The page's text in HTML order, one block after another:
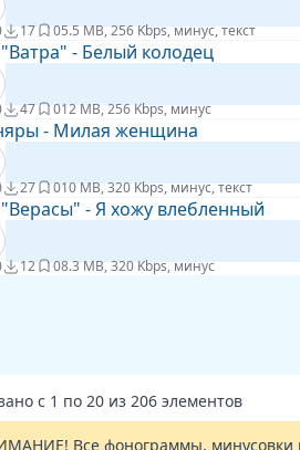
17 05.5 MB, 256 Kbps, минус, текст
- Белый колодец
47 012 MB, 256 Kbps, минус
- Милая женщина
27 010 MB, 320 Kbps, минус, текст
- Я хожу влебленный
12 08.3 MB, 320 Kbps, минус
с 1 по 20 из 206 элементов
Все фонограммы, минусовки